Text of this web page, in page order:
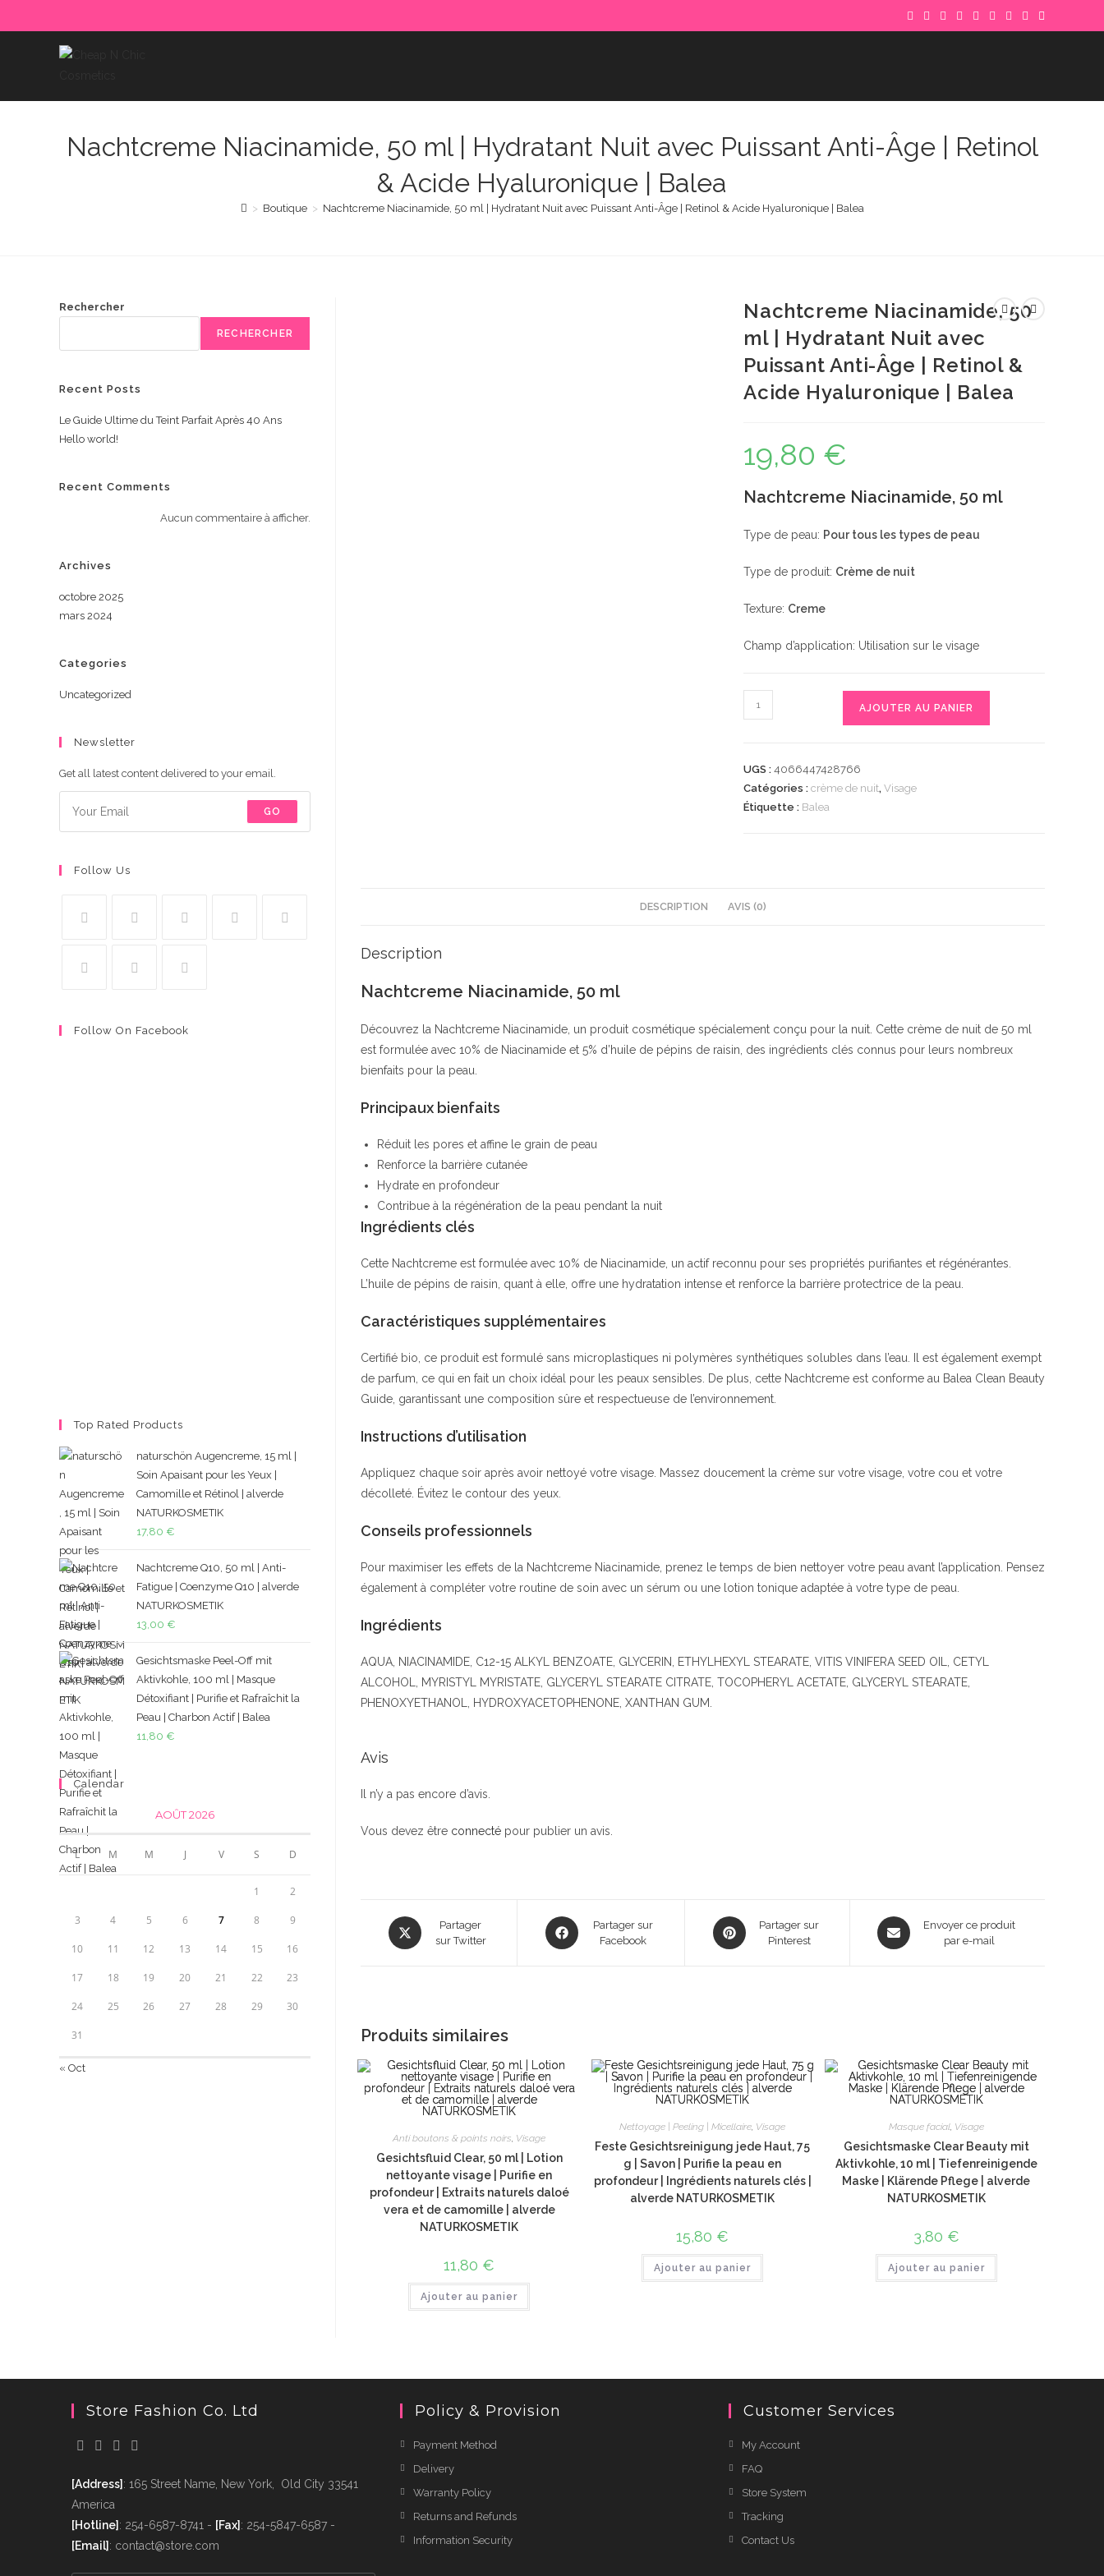
to
Nachtcreme Niacinamide, 50 ml | Hydratant Nuit avec Puissant Anti-Âge | Retinol
& Acide Hyaluronique | Balea
> Boutique > Nachtcreme Niacinamide, 50 ml | Hydratant Nuit avec Puissant Anti-Âge | Retinol & Acide Hyaluronique | Balea
Nachtcreme Niacinamide, 50
ml | Hydratant Nuit avec
Puissant Anti-Âge | Retinol &
Acide Hyaluronique | Balea
19,80 €
Nachtcreme Niacinamide, 50 ml
Type de peau: Pour tous les types de peau
Type de produit: Crème de nuit
Texture: Creme
Champ d’application: Utilisation sur le visage
de
ml
Puissant
Acide
Hyaluronique
AJOUTER AU PANIER
UGS :4066447428766
Catégories :crème de nuit,Visage
Étiquette : Balea
DESCRIPTION AVIS (0)
Description
Nachtcreme Niacinamide, 50 ml
Découvrez la Nachtcreme Niacinamide, un produit cosmétique spécialement conçu pour la nuit. Cette crème de nuit de 50 ml
est formulée avec 10% de Niacinamide et 5% d’huile de pépins de raisin, des ingrédients clés connus pour leurs nombreux
bienfaits pour la peau.
Principaux bienfaits
Réduit les pores et affine le grain de peau
Renforce la barrière cutanée
Hydrate en profondeur
Contribue à la régénération de la peau pendant la nuit
Ingrédients clés
Cette Nachtcreme est formulée avec 10% de Niacinamide, un actif reconnu pour ses propriétés purifiantes et régénérantes.
L’huile de pépins de raisin, quant à elle, offre une hydratation intense et renforce la barrière protectrice de la peau.
Caractéristiques supplémentaires
Certifié bio, ce produit est formulé sans microplastiques ni polymères synthétiques solubles dans l’eau. Il est également exempt
de parfum, ce qui en fait un choix idéal pour les peaux sensibles. De plus, cette Nachtcreme est conforme au Balea Clean Beauty
Guide, garantissant une composition sûre et respectueuse de l’environnement.
Instructions d’utilisation
Appliquez chaque soir après avoir nettoyé votre visage. Massez doucement la crème sur votre visage, votre cou et votre
décolleté. Évitez le contour des yeux.
Conseils professionnels
Pour maximiser les effets de la Nachtcreme Niacinamide, prenez le temps de bien nettoyer votre peau avant l’application. Pensez
également à compléter votre routine de soin avec un sérum ou une lotion tonique adaptée à votre type de peau.
Ingrédients
AQUA, NIACINAMIDE, C12-15 ALKYL BENZOATE, GLYCERIN, ETHYLHEXYL STEARATE, VITIS VINIFERA SEED OIL, CETYL
ALCOHOL, MYRISTYL MYRISTATE, GLYCERYL STEARATE CITRATE, TOCOPHERYL ACETATE, GLYCERYL STEARATE,
PHENOXYETHANOL, HYDROXYACETOPHENONE, XANTHAN GUM.
Avis
Il n’y a pas encore d’avis.
Vous devez être connecté pour publier un avis.
Opens
in
Partager
sur Twitter
Opens
in
Partager sur
Facebook
Opens
in
Partager sur
Pinterest
Opens
in
Envoyer ce produit
par e-mail
Produits similaires
Anti boutons & points noirs, Visage
Gesichtsfluid Clear, 50 ml | Lotion
nettoyante visage | Purifie en
profondeur | Extraits naturels daloé
vera et de camomille | alverde
NATURKOSMETIK
11,80 €
Ajouter au panier
Nettoyage | Peeling | Micellaire, Visage
Feste Gesichtsreinigung jede Haut, 75
g | Savon | Purifie la peau en
profondeur | Ingrédients naturels clés |
alverde NATURKOSMETIK
15,80 €
Ajouter au panier
Masque facial, Visage
Gesichtsmaske Clear Beauty mit
Aktivkohle, 10 ml | Tiefenreinigende
Maske | Klärende Pflege | alverde
NATURKOSMETIK
3,80 €
Ajouter au panier
Rechercher
RECHERCHER
Recent Posts
Le Guide Ultime du Teint Parfait Après 40 Ans
Hello world!
Recent Comments
Aucun commentaire à afficher.
Archives
octobre 2025
mars 2024
Categories
Uncategorized
Newsletter
Get all latest content delivered to your email.
GO
Follow Us
Follow On Facebook
Top Rated Products
naturschön Augencreme, 15 ml |
Soin Apaisant pour les Yeux |
Camomille et Rétinol | alverde
NATURKOSMETIK
17,80 €
Nachtcreme Q10, 50 ml | Anti-
Fatigue | Coenzyme Q10 | alverde
NATURKOSMETIK
13,00 €
Gesichtsmaske Peel-Off mit
Aktivkohle, 100 ml | Masque
Détoxifiant | Purifie et Rafraîchit la
Peau | Charbon Actif | Balea
11,80 €
Calendar
AOÛT 2026
L M M J V S D
1 2
3 4 5 6 7 8 9
10 11 12 13 14 15 16
17 18 19 20 21 22 23
24 25 26 27 28 29 30
31
« Oct
Store Fashion Co. Ltd
[Address]: 165 Street Name, New York, Old City 33541
America
[Hotline]: 254-6587-8741 - [Fax]: 254-5847-6587 -
[Email]: contact@store.com
Policy & Provision
Payment Method
Delivery
Warranty Policy
Returns and Refunds
Information Security
Customer Services
My Account
FAQ
Store System
Tracking
Contact Us